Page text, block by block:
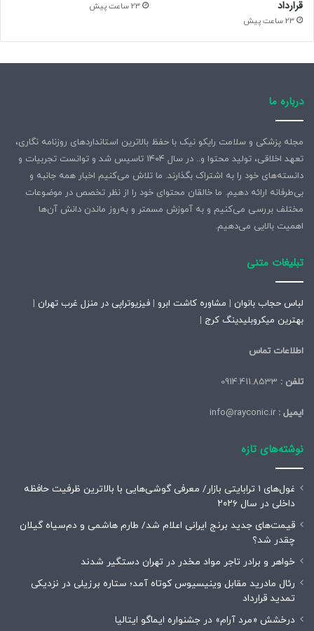
قرارداد
23 ساعت پیش
23 ساعت پیش
درباره ما
مجله پزشکی و سلامت رایکو نیک با حفظ بالاترین استانداردهای روزنامه نگاری،
تعهد اخلاقی، تولید محتوا و.. در سال ۱۴۰۴ تاسیس شد و توانست تجربیات و
دانسته‌های خود را به اشتراک بگذارند. ما تلاش می‌کنیم اخبار همه جانبه و
بی‌طرفانه ارائه دهیم. ما خالقان محتوای خود را از نظر تخصص در موضوعات
مختلف بررسی می‌کنیم و به آموزش مسمتر و به‌روز ماندن دانش آن‌ها
اهمیت بالایی می‌دهیم.
تبلیغات متنی
لباس حجاب بانوان | مشاوره کاشت ابرو | فیزیوتراپی در منزل غرب تهران |
بهترین میکروبلیدینگ کرج |
اطلاعات تماس
تلفن :
ایمیل :
نوشته‌های تازه
غول‌های ۱ ترابایتی بازار/ معرفی گوشی‌هایی با بالاترین ظرفیت حافظه
داخلی در سال ۲۰۲۶
قیمت‌های جدید برنج ایرانی اعلام شد/ طارم هاشمی و دم‌سیاه گیلان
چقدر شد؟
خواهر و برادر تاجر مواد مخدر در تهران دستگیر شدند
رئال مادرید مقابل وینیسیوس کوتاه آمد؛ ستاره برزیلی در نزدیکی
تمدید قرارداد
درخشش «مرد آرام» در جشنواره ایماگو ایتالیا